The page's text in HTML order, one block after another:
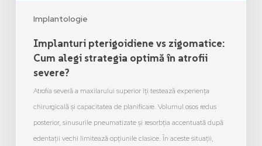
Implantologie
Implanturi pterigoidiene vs zigomatice:
Cum alegi strategia optimă în atrofii
severe?
Atrofia severă a maxilarului superior îți testează experiența
chirurgicală și capacitatea de planificare. Volumul osos redus
posterior, sinusurile pneumatizate și resorbția accentuată după
edentații vechi limitează opțiunile clasice. În aceste situații,